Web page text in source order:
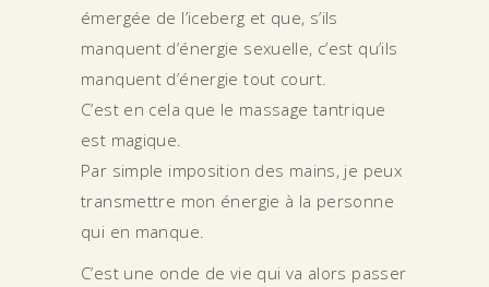
émergée de l’iceberg et que, s’ils
manquent d’énergie sexuelle, c’est qu’ils
manquent d’énergie tout court.
C’est en cela que le massage tantrique
est magique.
Par simple imposition des mains, je peux
transmettre mon énergie à la personne
qui en manque.
C’est une onde de vie qui va alors passer